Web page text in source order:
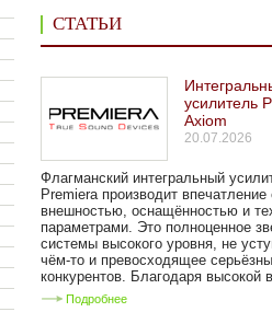
СТАТЬИ
усилитель
Axiom
20.07.2026
Флагманский интегральный
Premiera производит впечатление
внешностью, оснащённостью и
параметрами. Это полноценное
системы высокого уровня, не
чём-то и превосходящее
конкурентов. Благодаря высокой
Подробнее